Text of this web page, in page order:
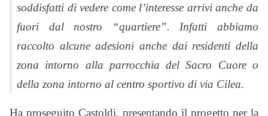
soddisfatti di vedere come l’interesse arrivi anche da
fuori dal nostro “quartiere”. Infatti abbiamo
raccolto alcune adesioni anche dai residenti della
zona intorno alla parrocchia del Sacro Cuore o
della zona intorno al centro sportivo di via Cilea.
Ha proseguito Castoldi, presentando il progetto per la